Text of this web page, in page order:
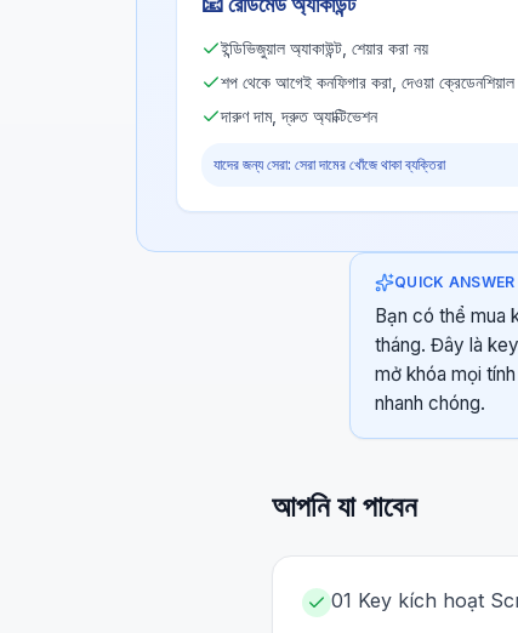
ইন্ডিভিজুয়াল অ্যাকাউন্ট, শেয়ার করা নয়
শপ থেকে আগেই কনফিগার করা, দেওয়া
দারুণ দাম, দ্রুত অ্যাক্টিভেশন
যাদের জন্য সেরা: সেরা দামের খোঁজে থাকা ব্যক্তিরা
QUICK ANSWER
Bạn có thể mua
tháng. Đây là
mở khóa mọi
nhanh chóng.
আপনি যা পাবেন
01 Key kích hoạt